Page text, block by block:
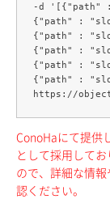
-d '[{"path" :
{"path" :
{"path" :
{"path" :
{"path" :
{"path" :
https://
ConoHaにて提供
として採用して
ので、詳細な情
認ください。